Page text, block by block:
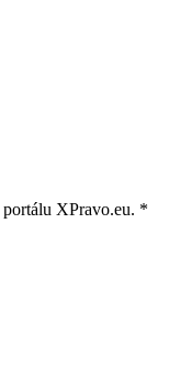
portálu XPravo.eu. *